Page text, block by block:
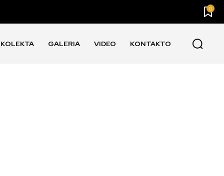
0
KOLEKTA GALERIA VIDEO KONTAKTO